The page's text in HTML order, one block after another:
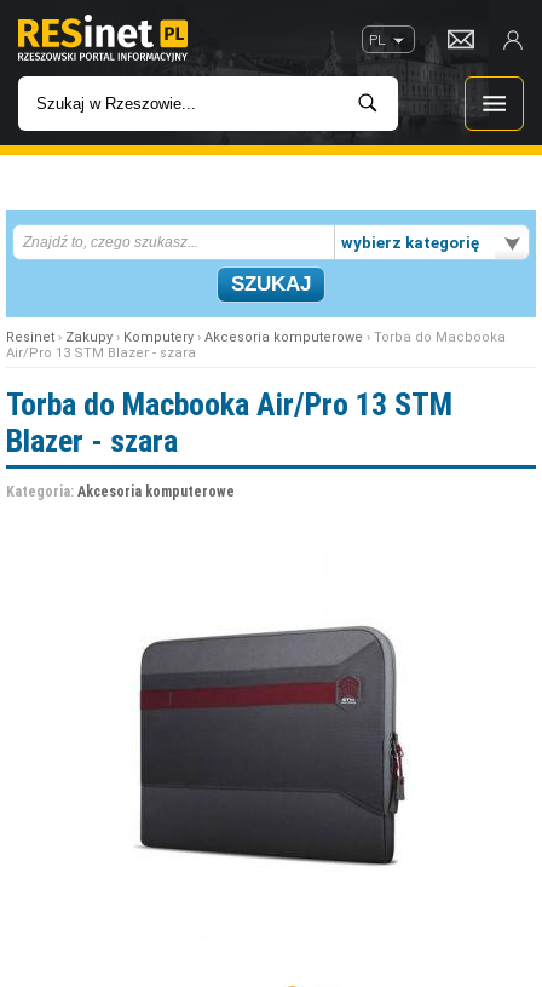
PL
INWESTYCJE
IMPREZY
W KINACH
W RZESZOWIE
wybierz kategorię
Resinet › Zakupy › Komputery › Akcesoria komputerowe › Torba do Macbooka
Air/Pro 13 STM Blazer - szara
Torba do Macbooka Air/Pro 13 STM
Blazer - szara
Kategoria: Akcesoria komputerowe